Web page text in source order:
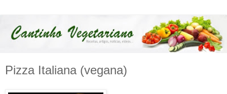
Pizza Italiana (vegana)